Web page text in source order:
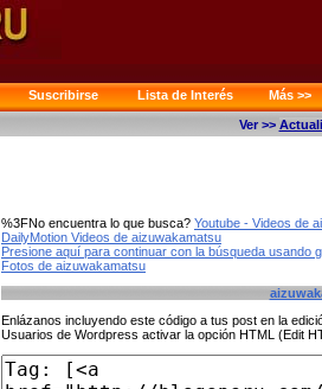
Suscribirse Lista de Interés
Más >>
Ver >>
%3FNo encuentra lo que busca? Youtube - Videos de
DailyMotion Videos de aizuwakamatsu
Presione aquí para continuar con la búsqueda usando
Fotos de aizuwakamatsu
Enlázanos incluyendo este código a tus post en la
Usuarios de Wordpress activar la opción HTML (Edit